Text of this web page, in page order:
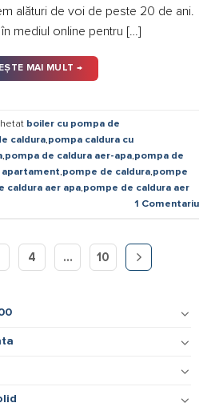
alături de voi de peste 20 de ani.
mediul online pentru […]
MAI MULT →
boiler cu pompa de
caldura,pompa caldura cu
,pompa de caldura aer-apa,pompa de
apartament,pompe de caldura,pompe
caldura aer apa,pompe de caldura aer
1 Comentariu
4 … 10